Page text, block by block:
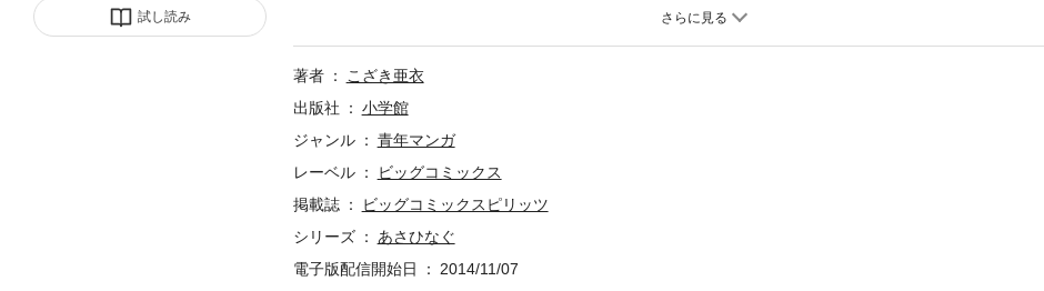
試し読み
ち進むには卑怯でも引き分けを狙って一点突破にかけなければならない。対戦相手から「恥ずかしくないの
著者
こざき亜衣
出版社
小学館
ジャンル
青年マンガ
レーベル
ビッグコミックス
掲載誌
ビッグコミックスピリッツ
シリーズ
あさひなぐ
電子版配信開始日
2014/11/07